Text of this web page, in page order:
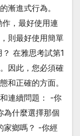
漸進式行為。
，最好使用連
則最好使用簡單
在雅思考試第1
因此，您必須確
和正確的方面。
連續問題： -你
為什麼選擇那個
家鄉嗎？ -你經